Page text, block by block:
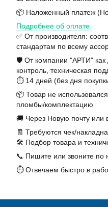
📦 Наложенный платеж
Подробнее об оплате
✅ От производителя:
стандартам по всему
🛡️ От компании "АРТИ" как
контроль, техническая
⏱️ 14 дней (без дня
📦 Товар не
пломбы/комплектацию
🚚 Через Новую почту
🧾 Требуются чек/
🛠️ Подбор товара и
📞 Пишите или звоните по
⏱️ Отвечаем быстро в